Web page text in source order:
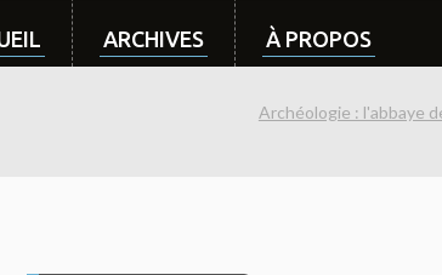
ARCHIVES À PROPOS
Archéologie : l'abbaye